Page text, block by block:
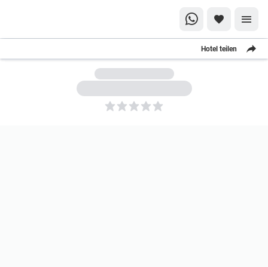
Hotel teilen
5